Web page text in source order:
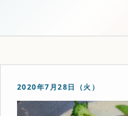
2020年7月28日（火）